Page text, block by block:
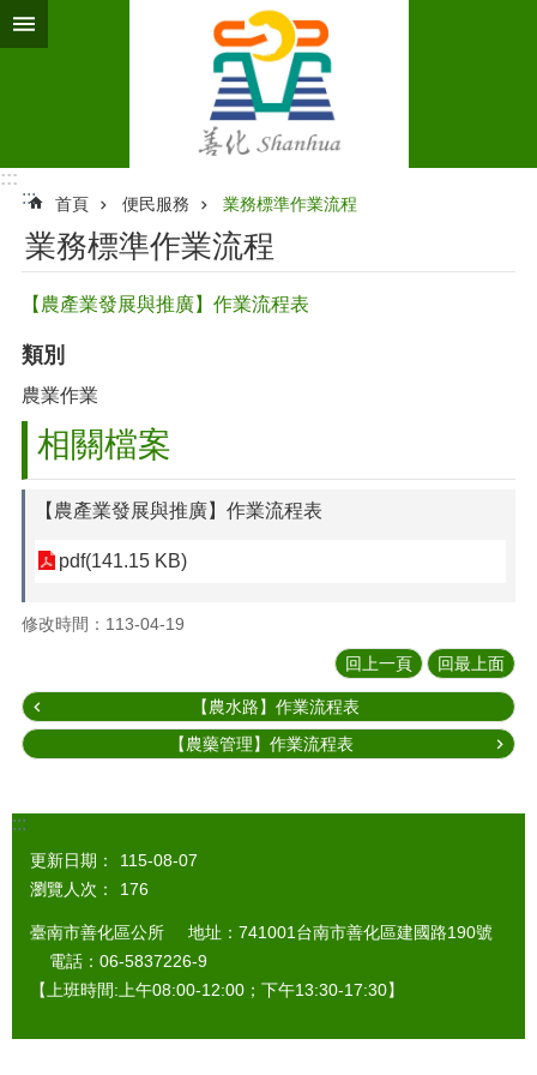
跳到主要內容區塊
:::
:::
首頁 便民服務 業務標準作業流程‭
業務標準作業流程‭
【農產業發展與推廣】作業流程表
類別
農業作業
相關檔案
【農產業發展與推廣】作業流程表
pdf(141.15 KB)
修改時間：113-04-19
回上一頁 回最上面
【農水路】作業流程表
【農藥管理】作業流程表
:::
更新日期：
115-08-07
瀏覽人次：
176
臺南市善化區公所 地址：741001台南市善化區建國路190號
電話：06-5837226-9
【上班時間:上午08:00-12:00；下午13:30-17:30】